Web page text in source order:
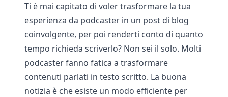
Ti è mai capitato di voler trasformare la tua
esperienza da podcaster in un post di blog
coinvolgente, per poi renderti conto di quanto
tempo richieda scriverlo? Non sei il solo. Molti
podcaster fanno fatica a trasformare
contenuti parlati in testo scritto. La buona
notizia è che esiste un modo efficiente per